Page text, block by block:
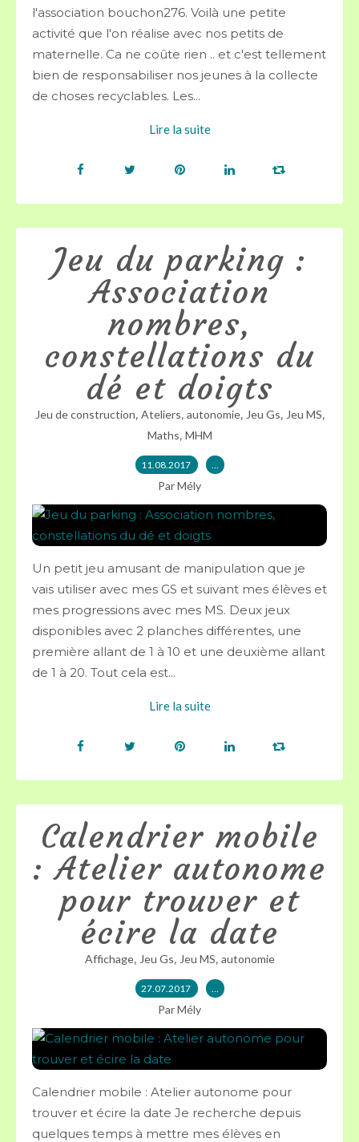
l'association bouchon276. Voilà une petite
activité que l'on réalise avec nos petits de
maternelle. Ca ne coûte rien .. et c'est tellement
bien de responsabiliser nos jeunes à la collecte
de choses recyclables. Les...
Lire la suite
Jeu du parking :
Association
nombres,
constellations du
dé et doigts
Jeu de construction, Ateliers, autonomie, Jeu Gs, Jeu MS,
Maths, MHM
11.08.2017 …
Par Mély
Un petit jeu amusant de manipulation que je
vais utiliser avec mes GS et suivant mes élèves et
mes progressions avec mes MS. Deux jeux
disponibles avec 2 planches différentes, une
première allant de 1 à 10 et une deuxième allant
de 1 à 20. Tout cela est...
Lire la suite
Calendrier mobile
: Atelier autonome
pour trouver et
écire la date
Affichage, Jeu Gs, Jeu MS, autonomie
27.07.2017 …
Par Mély
Calendrier mobile : Atelier autonome pour
trouver et écire la date Je recherche depuis
quelques temps à mettre mes élèves en